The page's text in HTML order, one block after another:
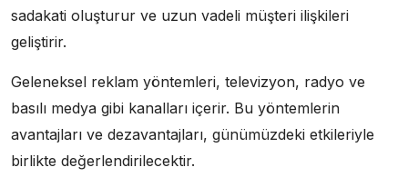
sadakati oluşturur ve uzun vadeli müşteri ilişkileri
geliştirir.
Geleneksel reklam yöntemleri, televizyon, radyo ve
basılı medya gibi kanalları içerir. Bu yöntemlerin
avantajları ve dezavantajları, günümüzdeki etkileriyle
birlikte değerlendirilecektir.